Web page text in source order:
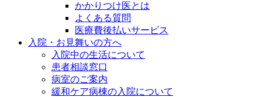
かかりつけ医とは
よくある質問
医療費後払いサービス
入院・お見舞いの方へ
入院中の生活について
患者相談窓口
病室のご案内
緩和ケア病棟の入院について